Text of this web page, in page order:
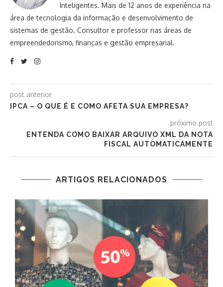
Inteligentes. Mais de 12 anos de experiência na
área de tecnologia da informação e desenvolvimento de
sistemas de gestão. Consultor e professor nas áreas de
empreendedorismo, finanças e gestão empresarial.
post anterior
IPCA – O QUE É E COMO AFETA SUA EMPRESA?
próximo post
ENTENDA COMO BAIXAR ARQUIVO XML DA NOTA
FISCAL AUTOMATICAMENTE
ARTIGOS RELACIONADOS